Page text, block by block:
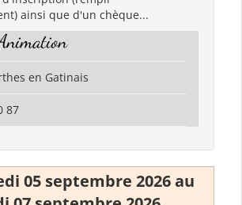
ainsi que d'un chèque...
en Gatinais
87
05 septembre 2026 au